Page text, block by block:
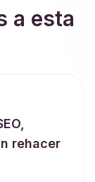
a esta
rehacer